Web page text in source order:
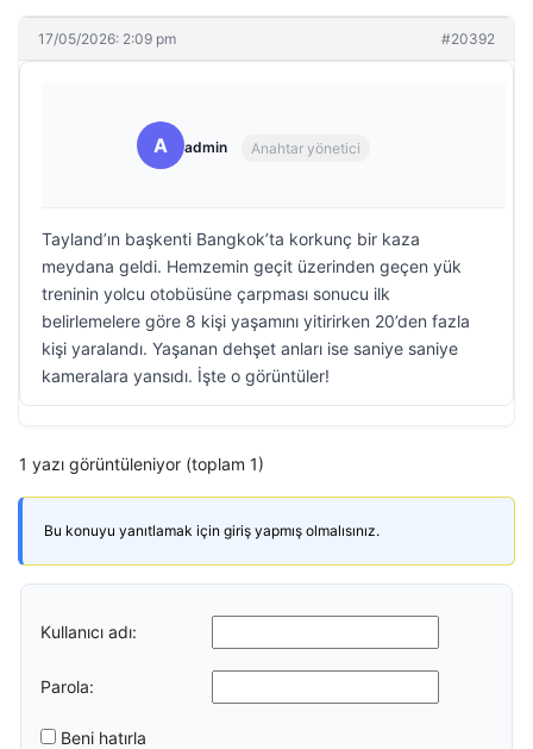
17/05/2026: 2:09 pm #20392
A admin Anahtar yönetici
Tayland’ın başkenti Bangkok’ta korkunç bir kaza
meydana geldi. Hemzemin geçit üzerinden geçen yük
treninin yolcu otobüsüne çarpması sonucu ilk
belirlemelere göre 8 kişi yaşamını yitirirken 20’den fazla
kişi yaralandı. Yaşanan dehşet anları ise saniye saniye
kameralara yansıdı. İşte o görüntüler!
1 yazı görüntüleniyor (toplam 1)
Bu konuyu yanıtlamak için giriş yapmış olmalısınız.
Kullanıcı adı:
Parola:
Beni hatırla